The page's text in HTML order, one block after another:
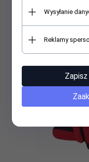
Wysyłanie
Reklamy